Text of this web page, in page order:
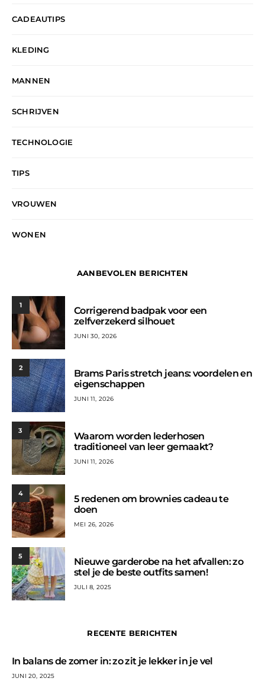
CADEAUTIPS
KLEDING
MANNEN
SCHRIJVEN
TECHNOLOGIE
TIPS
VROUWEN
WONEN
AANBEVOLEN BERICHTEN
1
Corrigerend badpak voor een
zelfverzekerd silhouet
JUNI 30, 2026
2
Brams Paris stretch jeans: voordelen en
eigenschappen
JUNI 11, 2026
3
Waarom worden lederhosen
traditioneel van leer gemaakt?
JUNI 11, 2026
4
5 redenen om brownies cadeau te
doen
MEI 26, 2026
5
Nieuwe garderobe na het afvallen: zo
stel je de beste outfits samen!
JULI 8, 2025
RECENTE BERICHTEN
In balans de zomer in: zo zit je lekker in je vel
JUNI 20, 2025